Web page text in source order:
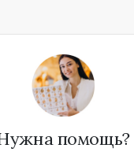
помощь?